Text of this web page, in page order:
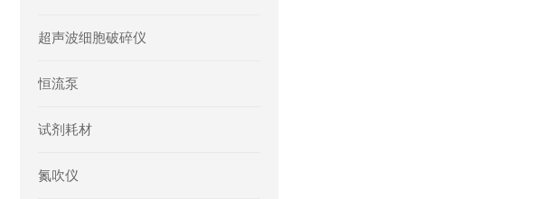
超声波细胞破碎仪
恒流泵
试剂耗材
氮吹仪